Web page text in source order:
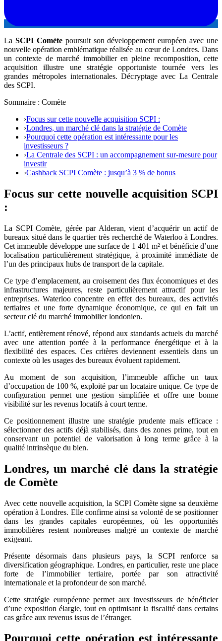
La SCPI Comètepoursuit son développement européen avec une
nouvelle opération emblématique réalisée au cœur de Londres. Dans
un contexte de marché immobilier en pleine recomposition, cette
acquisition illustre une stratégie opportuniste tournée vers les
grandes métropoles internationales. Décryptage avec La Centrale
des SCPI.
Sommaire : Comète
›Focus sur cette nouvelle acquisition SCPI :
›Londres, un marché clé dans la stratégie de Comète
›Pourquoi cette opération est intéressante pour les
investisseurs ?
›La Centrale des SCPI : un accompagnement sur-mesure pour
investir
›Cashback SCPI Comète : jusqu’à 3 % de bonus
Focus sur cette nouvelle acquisition SCPI
:
La SCPI Comète, gérée par Alderan, vient d’acquérir un actif de
bureaux situé dans le quartier très recherché de Waterloo à Londres.
Cet immeuble développe une surface de 1 401 m² et bénéficie d’une
localisation particulièrement stratégique, à proximité immédiate de
l’un des principaux hubs de transport de la capitale.
Ce type d’emplacement, au croisement des flux économiques et des
infrastructures majeures, reste particulièrement attractif pour les
entreprises. Waterloo concentre en effet des bureaux, des activités
tertiaires et une forte dynamique économique, ce qui en fait un
secteur clé du marché immobilier londonien.
L’actif, entièrement rénové, répond aux standards actuels du marché
avec une attention portée à la performance énergétique et à la
flexibilité des espaces. Ces critères deviennent essentiels dans un
contexte où les usages des bureaux évoluent rapidement.
Au moment de son acquisition, l’immeuble affiche un taux
d’occupation de 100 %, exploité par un locataire unique. Ce type de
configuration permet une gestion simplifiée et offre une bonne
visibilité sur les revenus locatifs à court terme.
Ce positionnement illustre une stratégie prudente mais efficace :
sélectionner des actifs déjà stabilisés, dans des zones prime, tout en
conservant un potentiel de valorisation à long terme grâce à la
qualité intrinsèque du bien.
Londres, un marché clé dans la stratégie
de Comète
Avec cette nouvelle acquisition, la SCPI Comète signe sa deuxième
opération à Londres. Elle confirme ainsi sa volonté de se positionner
dans les grandes capitales européennes, où les opportunités
immobilières restent nombreuses malgré un contexte de marché
exigeant.
Présente désormais dans plusieurs pays, la SCPI renforce sa
diversification géographique. Londres, en particulier, reste une place
forte de l’immobilier tertiaire, portée par son attractivité
internationale et la profondeur de son marché.
Cette stratégie européenne permet aux investisseurs de bénéficier
d’une exposition élargie, tout en optimisant la fiscalité dans certains
cas grâce aux revenus issus de l’étranger.
Pourquoi cette opération est intéressante